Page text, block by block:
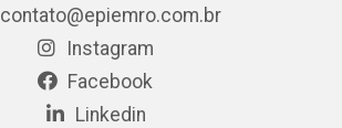
contato@epiemro.com.br
Instagram
Facebook
Linkedin